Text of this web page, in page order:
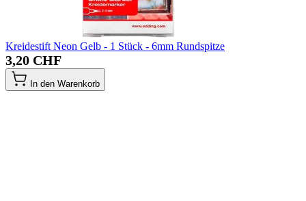
Kreidestift Neon Gelb - 1 Stück - 6mm Rundspitze
3,20 CHF
In den Warenkorb